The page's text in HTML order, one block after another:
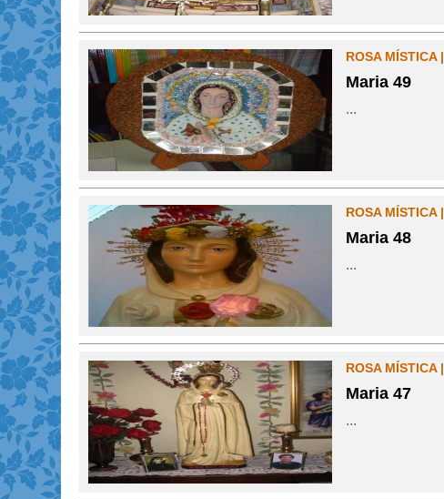
ROSA MÍSTICA |
Maria 49
...
ROSA MÍSTICA |
Maria 48
...
ROSA MÍSTICA |
Maria 47
...